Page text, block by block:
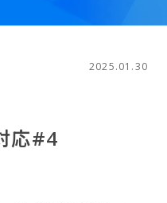
2025.01.30
応#4